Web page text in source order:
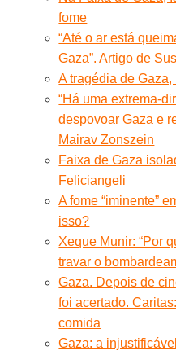
fome
“Até o ar está
Gaza”. Artigo de
A tragédia de
“Há uma extrema-
despovoar Gaza e
Mairav Zonszein
Faixa de Gaza
Feliciangeli
A fome “iminente”
isso?
Xeque Munir: “Por
travar o
Gaza. Depois de
foi acertado.
comida
Gaza: a